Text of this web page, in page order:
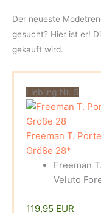
Der neueste
gesucht? Hier ist er!
gekauft wird.
Liebling Nr. 5
Freeman T.
Größe 28*
Freeman
Veluto
119,95 EUR